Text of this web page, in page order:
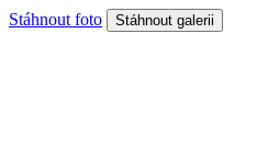
Stáhnout foto